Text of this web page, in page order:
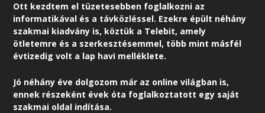
Ott kezdtem el tüzetesebben foglalkozni az
informatikával és a távközléssel. Ezekre épült néhány
szakmai kiadvány is, köztük a Telebit, amely
ötletemre és a szerkesztésemmel, több mint másfél
évtizedig volt a lap havi melléklete.
Jó néhány éve dolgozom már az online világban is,
ennek részeként évek óta foglalkoztatott egy saját
szakmai oldal indítása.